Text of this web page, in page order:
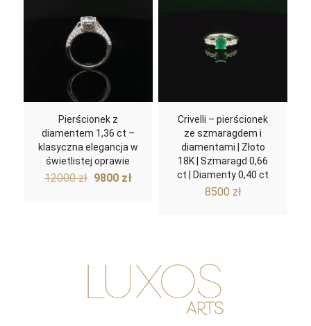
Pierścionek z
diamentem 1,36 ct –
klasyczna elegancja w
świetlistej oprawie
12000zł Pierwotna
9800 złAktualna
Crivelli – pierścionek
ze szmaragdem i
diamentami | Złoto
18K | Szmaragd 0,66
ct | Diamenty 0,40 ct
8500 zł